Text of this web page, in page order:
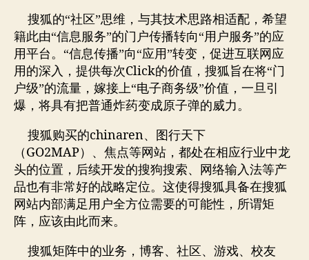
搜狐的“社区”思维，与其技术思路相适配，希望
籍此由“信息服务”的门户传播转向“用户服务”的应
用平台。“信息传播”向“应用”转变，促进互联网应
用的深入，提供每次Click的价值，搜狐旨在将“门
户级”的流量，嫁接上“电子商务级”价值，一旦引
爆，将具有把普通炸药变成原子弹的威力。
搜狐购买的chinaren、图行天下
（ GO2MAP）、焦点等网站，都处在相应行业中龙
头的位置，后续开发的搜狗搜索、网络输入法等产
品也有非常好的战略定位。这使得搜狐具备在搜狐
网站内部满足用户全方位需要的可能性，所谓矩
阵，应该由此而来。
搜狐矩阵中的业务，博客、社区、游戏、校友